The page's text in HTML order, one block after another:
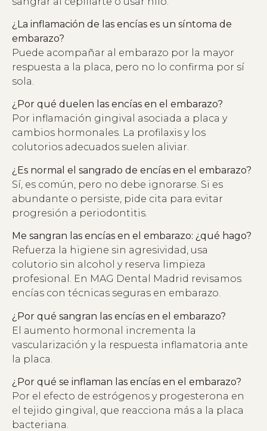
¿La inflamación de las encías es un síntoma de
embarazo?
Puede acompañar al embarazo por la mayor
respuesta a la placa, pero no lo confirma por sí
sola.
¿Por qué duelen las encías en el embarazo?
Por inflamación gingival asociada a placa y
cambios hormonales. La profilaxis y los
colutorios adecuados suelen aliviar.
¿Es normal el sangrado de encías en el embarazo?
Sí, es común, pero no debe ignorarse. Si es
abundante o persiste, pide cita para evitar
progresión a periodontitis.
Me sangran las encías en el embarazo: ¿qué hago?
Refuerza la higiene sin agresividad, usa
colutorio sin alcohol y reserva limpieza
profesional. En MAG Dental Madrid revisamos
encías con técnicas seguras en embarazo.
¿Por qué sangran las encías en el embarazo?
El aumento hormonal incrementa la
vascularización y la respuesta inflamatoria ante
la placa.
¿Por qué se inflaman las encías en el embarazo?
Por el efecto de estrógenos y progesterona en
el tejido gingival, que reacciona más a la placa
bacteriana.